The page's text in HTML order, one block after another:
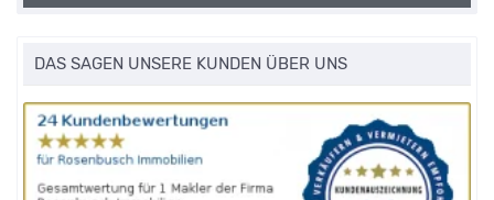
DAS SAGEN UNSERE KUNDEN ÜBER UNS